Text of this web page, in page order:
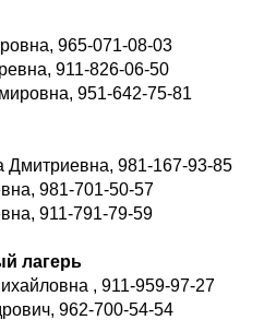
965-071-08-03
911-826-06-50
951-642-75-81
Дмитриевна, 981-167-93-85
981-701-50-57
911-791-79-59
лагерь
, 911-959-97-27
962-700-54-54